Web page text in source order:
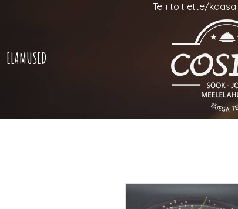
Telli toit ette/kaasa:
ELAMUSED